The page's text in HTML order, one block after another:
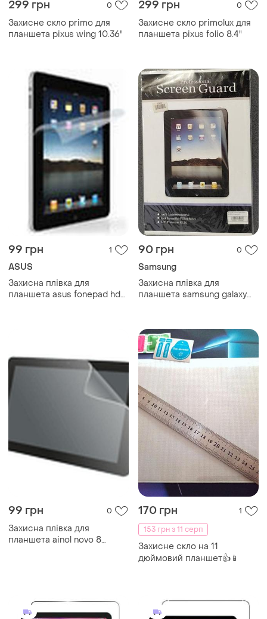
299 грн 0
Захисне скло primo для
планшета pixus wing 10.36"
299 грн 0
Захисне скло primolux для
планшета pixus folio 8.4"
99 грн 1
ASUS
Захисна плівка для
планшета asus fonepad hd7
90 грн 0
Samsung
Захисна плівка для
планшета samsung galaxy
99 грн 0
Захисна плівка для
планшета ainol novo 8
170 грн
1
153 грн з 11 серп
Захисне скло на 11
дюймовий планшет👍📱